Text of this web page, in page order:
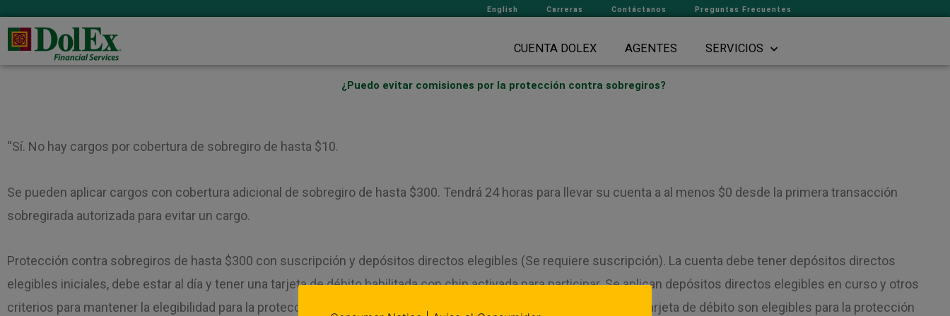
English Carreras Contáctanos Preguntas Frecuentes
CUENTA DOLEX AGENTES SERVICIOS
¿Puedo evitar comisiones por la protección contra sobregiros?
“Sí. No hay cargos por cobertura de sobregiro de hasta $10.
Se pueden aplicar cargos con cobertura adicional de sobregiro de hasta $300. Tendrá 24 horas para llevar su cuenta a al menos $0 desde la primera transacción
sobregirada autorizada para evitar un cargo.
Protección contra sobregiros de hasta $300 con suscripción y depósitos directos elegibles (Se requiere suscripción). La cuenta debe tener depósitos directos
elegibles iniciales, debe estar al día y tener una tarjeta de débito habilitada con chip activada para participar. Se aplican depósitos directos elegibles en curso y otros
criterios para mantener la elegibilidad para la protección contra sobregiros. Solo las transacciones de compra con tarjeta de débito son elegibles para la protección